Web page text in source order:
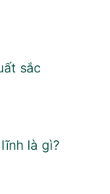
sắc
là gì?